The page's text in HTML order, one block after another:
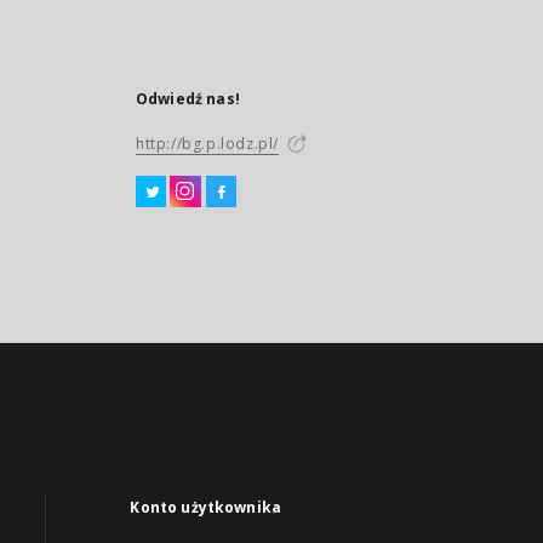
Odwiedź nas!
http://bg.p.lodz.pl/
Konto użytkownika